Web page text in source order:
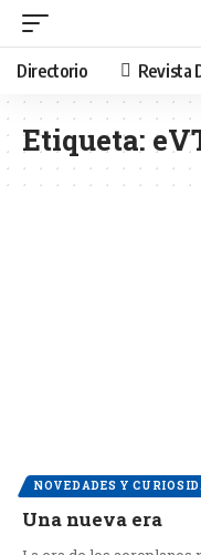
Directorio Revista
Etiqueta:
NOVEDADES Y
Una nueva era